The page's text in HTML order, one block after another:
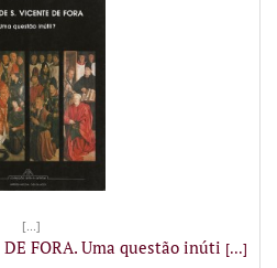
[...]
DE FORA. Uma questão inúti [...]